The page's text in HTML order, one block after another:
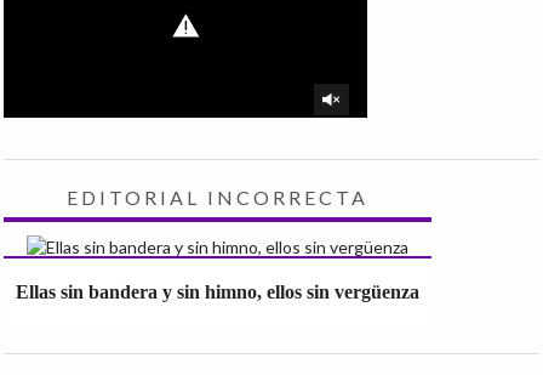
EDITORIAL INCORRECTA
Ellas sin bandera y sin himno, ellos sin vergüenza